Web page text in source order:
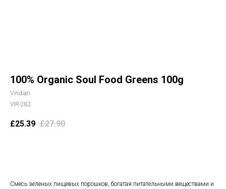
100% Organic Soul Food Greens 100g
Viridian
VIR-282
£25.39 £27.90
Смесь зеленых пищевых порошков, богатая питательными веществами и